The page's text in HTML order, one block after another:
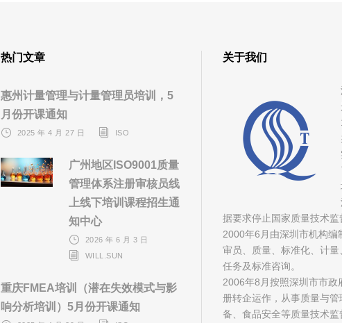
热门文章
惠州计量管理与计量管理员培训，5
月份开课通知
2025 年 4 月 27 日 ISO
广州地区ISO9001质量
管理体系注册审核员线
上线下培训课程招生通
知中心
2026 年 6 月 3 日
WILL.SUN
重庆FMEA培训（潜在失效模式与影
响分析培训）5月份开课通知
关于我们
据要求停止国家质量技术监
2000年6月由深圳市机构编
审员、质量、标准化、计
任务及标准咨询。
2006年8月按照深圳市市政
册转企运作，从事质量与
备、食品安全等质量技术监